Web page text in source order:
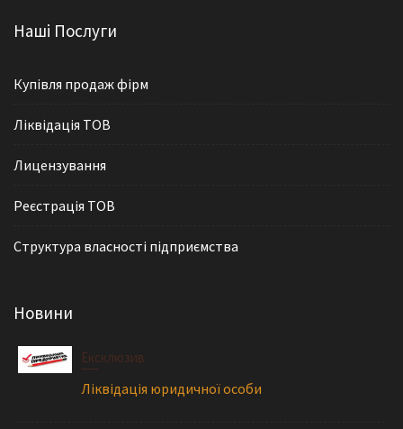
а
п
и
с
і
в
Наші Послуги
Купівля продаж фірм
Ліквідація ТОВ
Лицензування
Реєстрація ТОВ
Cтруктура власності підприємства
Новини
Ексклюзив
Ліквідація юридичної особи